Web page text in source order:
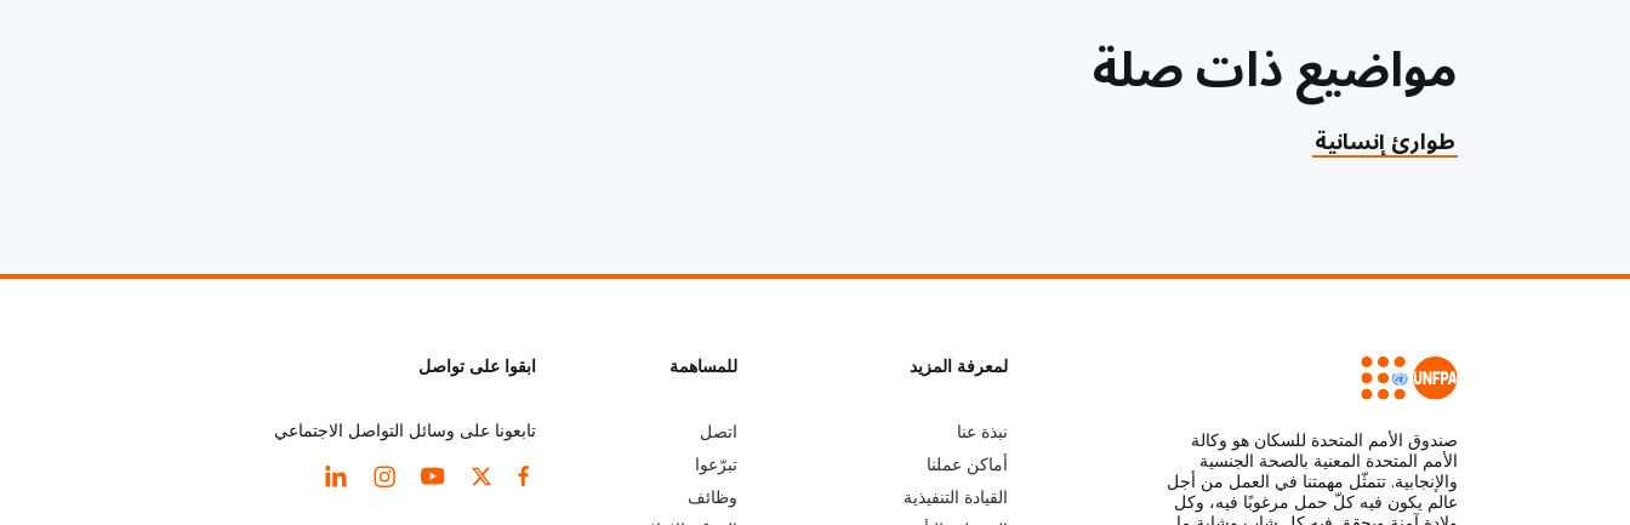
مواضيع ذات صلة
طوارئ إنسانية
صندوق الأمم المتحدة للسكان هو وكالة
الأمم المتحدة المعنية بالصحة الجنسية
والإنجابية. تتمثّل مهمتنا في العمل من أجل
عالم يكون فيه كلّ حمل مرغوبًا فيه، وكل
L
e
a
لمعرفة المزيد
نبذة عنا
أماكن عملنا
القيادة التنفيذية
G
o
b
للمساهمة
اتصل
تبرّعوا
وظائف
ابقوا على تواصل
تابعونا على وسائل التواصل الاجتماعي